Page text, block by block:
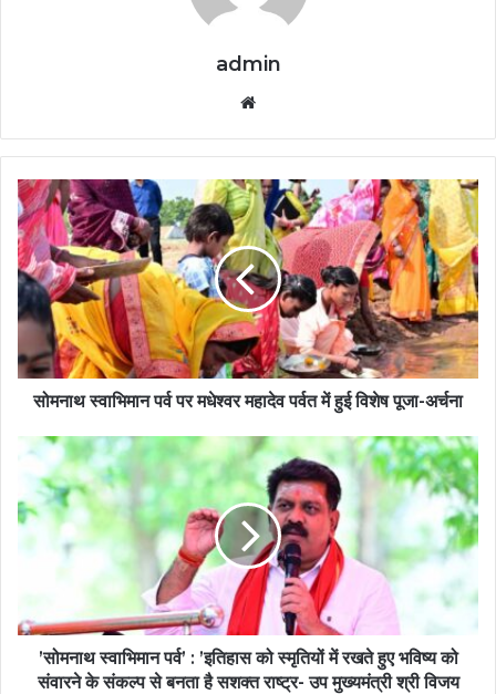
admin
सोमनाथ स्वाभिमान पर्व पर मधेश्वर महादेव पर्वत में हुई विशेष पूजा-अर्चना
’सोमनाथ स्वाभिमान पर्व’ : ’इतिहास को स्मृतियों में रखते हुए भविष्य को
संवारने के संकल्प से बनता है सशक्त राष्ट्र- उप मुख्यमंत्री श्री विजय